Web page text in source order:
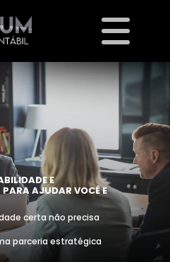
E
AJUDAR VOCÊ E
certa não precisa
parceria estratégica